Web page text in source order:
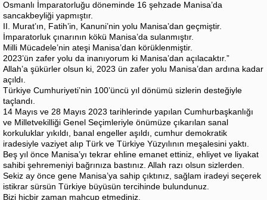
Osmanlı İmparatorluğu döneminde 16 şehzade Manisa’da
sancakbeyliği yapmıştır.
II. Murat’ın, Fatih’in, Kanuni’nin yolu Manisa’dan geçmiştir.
İmparatorluk çınarının kökü Manisa’da sulanmıştır.
Milli Mücadele’nin ateşi Manisa’dan körüklenmiştir.
2023’ün zafer yolu da inanıyorum ki Manisa’dan açılacaktır.”
Allah’a şükürler olsun ki, 2023 ün zafer yolu Manisa’dan ardına kadar
açıldı.
Türkiye Cumhuriyeti’nin 100’üncü yıl dönümü sizlerin desteğiyle
taçlandı.
14 Mayıs ve 28 Mayıs 2023 tarihlerinde yapılan Cumhurbaşkanlığı
ve Milletvekilliği Genel Seçimleriyle önümüze çıkarılan sanal
korkuluklar yıkıldı, banal engeller aşıldı, cumhur demokratik
iradesiyle vaziyet alıp Türk ve Türkiye Yüzyılının meşalesini yaktı.
Beş yıl önce Manisa’yı tekrar ehline emanet ettiniz, ehliyet ve liyakat
sahibi şehremeniyi bağrınıza bastınız. Allah razı olsun sizlerden.
Sekiz ay önce gene Manisa’ya sahip çıktınız, sağlam iradeyi seçerek
istikrar sürsün Türkiye büyüsün tercihinde bulundunuz.
Bizi hiçbir zaman mahcup etmediniz.